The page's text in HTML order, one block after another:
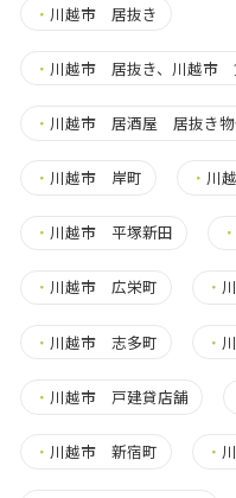
・ 川越市 居抜き
・ 川越市 居抜き、川越市
・ 川越市 居酒屋 居抜き
・ 川越市 岸町 ・ 川
・ 川越市 平塚新田 ・
・ 川越市 広栄町 ・
・ 川越市 志多町 ・
・ 川越市 戸建貸店舗
・ 川越市 新宿町 ・